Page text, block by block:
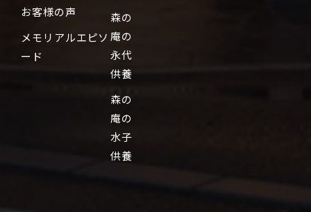
お客様の声
メモリアルエピソ
ード
森の
庵の
永代
供養
森の
庵の
水子
供養